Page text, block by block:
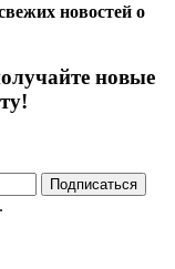
новостей о
новые